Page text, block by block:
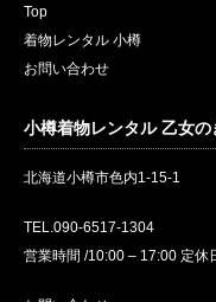
Top
着物レンタル 小樽
お問い合わせ
小樽着物レンタル 乙女の
北海道小樽市色内1-15-1
TEL.090-6517-1304
営業時間 /10:00 – 17:00 定休